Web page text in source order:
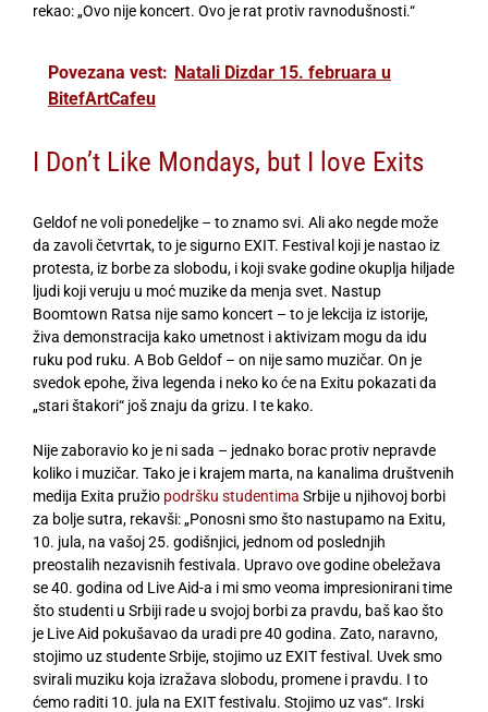
rekao: „Ovo nije koncert. Ovo je rat protiv ravnodušnosti.“
Povezana vest: Natali Dizdar 15. februara u
BitefArtCafeu
I Don’t Like Mondays, but I love Exits
Geldof ne voli ponedeljke – to znamo svi. Ali ako negde može
da zavoli četvrtak, to je sigurno EXIT. Festival koji je nastao iz
protesta, iz borbe za slobodu, i koji svake godine okuplja hiljade
ljudi koji veruju u moć muzike da menja svet. Nastup
Boomtown Ratsa nije samo koncert – to je lekcija iz istorije,
živa demonstracija kako umetnost i aktivizam mogu da idu
ruku pod ruku. A Bob Geldof – on nije samo muzičar. On je
svedok epohe, živa legenda i neko ko će na Exitu pokazati da
„stari štakori“ još znaju da grizu. I te kako.
Nije zaboravio ko je ni sada – jednako borac protiv nepravde
koliko i muzičar. Tako je i krajem marta, na kanalima društvenih
medija Exita pružio podršku studentima Srbije u njihovoj borbi
za bolje sutra, rekavši: „Ponosni smo što nastupamo na Exitu,
10. jula, na vašoj 25. godišnjici, jednom od poslednjih
preostalih nezavisnih festivala. Upravo ove godine obeležava
se 40. godina od Live Aid-a i mi smo veoma impresionirani time
što studenti u Srbiji rade u svojoj borbi za pravdu, baš kao što
je Live Aid pokušavao da uradi pre 40 godina. Zato, naravno,
stojimo uz studente Srbije, stojimo uz EXIT festival. Uvek smo
svirali muziku koja izražava slobodu, promene i pravdu. I to
ćemo raditi 10. jula na EXIT festivalu. Stojimo uz vas“. Irski